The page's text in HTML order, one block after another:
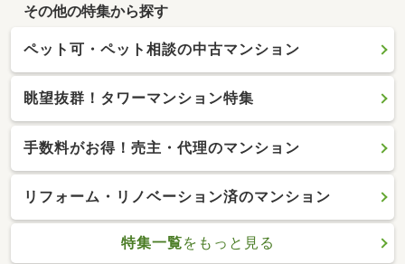
その他の特集から探す
ペット可・ペット相談の中古マンション
眺望抜群！タワーマンション特集
手数料がお得！売主・代理のマンション
リフォーム・リノベーション済のマンション
特集一覧をもっと見る